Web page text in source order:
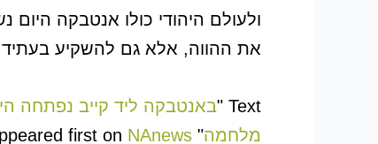
ולעולם היהודי כולו אנטבקה
את ההווה, אלא גם להשקיע בעתיד
Text " באנטבקה ליד קייב נפתחה
מלחמה" appeared first on NAnews חדשות ישראל Nikk.Agency